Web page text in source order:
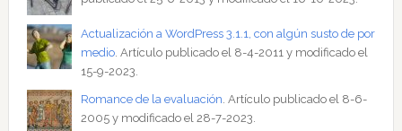
Actualización a WordPress 3.1.1, con algún susto de por
medio. Artículo publicado el 8-4-2011 y modificado el
15-9-2023.
Romance de la evaluación . Artículo publicado el 8-6-
2005 y modificado el 28-7-2023.